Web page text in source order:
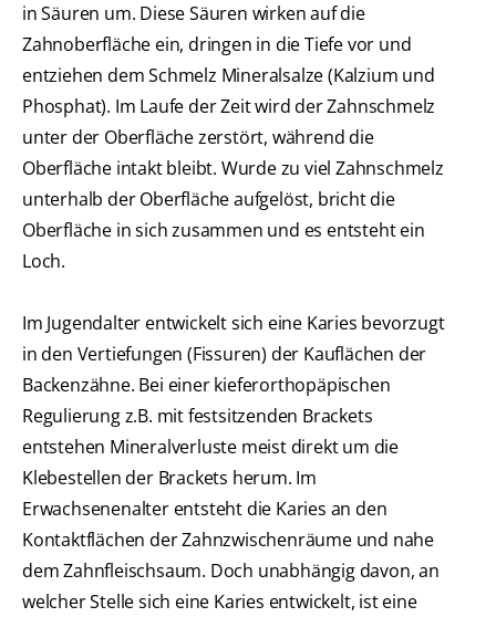
in Säuren um. Diese Säuren wirken auf die
Zahnoberfläche ein, dringen in die Tiefe vor und
entziehen dem Schmelz Mineralsalze (Kalzium und
Phosphat). Im Laufe der Zeit wird der Zahnschmelz
unter der Oberfläche zerstört, während die
Oberfläche intakt bleibt. Wurde zu viel Zahnschmelz
unterhalb der Oberfläche aufgelöst, bricht die
Oberfläche in sich zusammen und es entsteht ein
Loch.
Im Jugendalter entwickelt sich eine Karies bevorzugt
in den Vertiefungen (Fissuren) der Kauflächen der
Backenzähne. Bei einer kieferorthopäpischen
Regulierung z.B. mit festsitzenden Brackets
entstehen Mineralverluste meist direkt um die
Klebestellen der Brackets herum. Im
Erwachsenenalter entsteht die Karies an den
Kontaktflächen der Zahnzwischenräume und nahe
dem Zahnfleischsaum. Doch unabhängig davon, an
welcher Stelle sich eine Karies entwickelt, ist eine